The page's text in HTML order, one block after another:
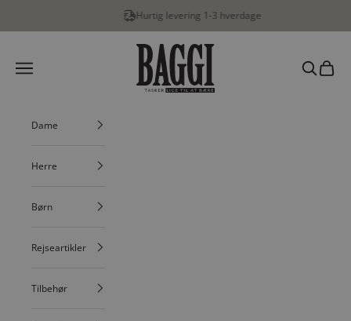
Hurtig levering 1-3 hverdage
…
BAGGI
Menu
Søg
Dame
Herre
Børn
Rejseartikler
Tilbehør